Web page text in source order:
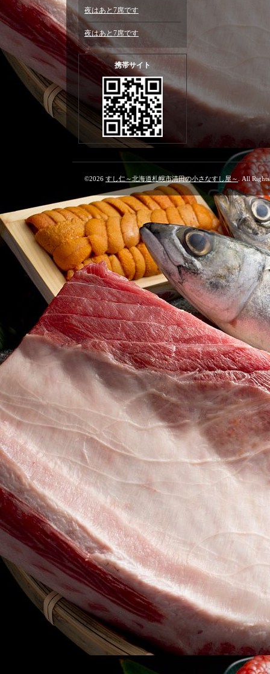
夜はあと7席です
夜はあと7席です
携帯サイト
©2026 すし仁～北海道札幌市清田の小さなすし屋～ . All